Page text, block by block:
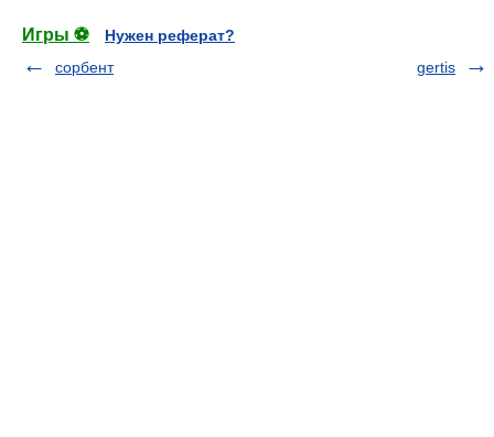
Игры ⚽
Нужен реферат?
сорбент
gertis